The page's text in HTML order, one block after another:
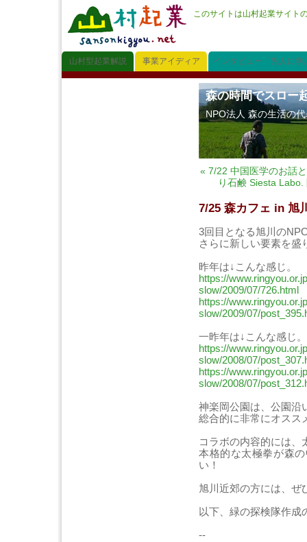
このサイトは山村起業サイト
山村型起業解説 事業アイディア インタビュー「先人に学
森の時間でスロー
NPO法人 森の生活の
« 7/22 中国医学のお話
り石鹸 Siesta
7/25 森カフェ in 旭
3回目となる旭川の
さらに新しい要素を盛
昨年は↓こんな感じ。
https://
slow/2009/07/726.html
https://
slow/2009/07/
一昨年は↓こんな感じ。
https://
slow/2008/07/
https://
slow/2008/07/
神楽岡公園は、公園沿
総合的に非常にオスス
コラボの内容的には、
本格的な太極拳が森
い！
旭川近郊の方には、ぜ
以下、緑の探検隊作成
--